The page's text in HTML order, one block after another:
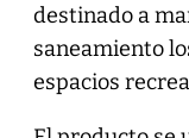
destinado a
saneamiento
espacios